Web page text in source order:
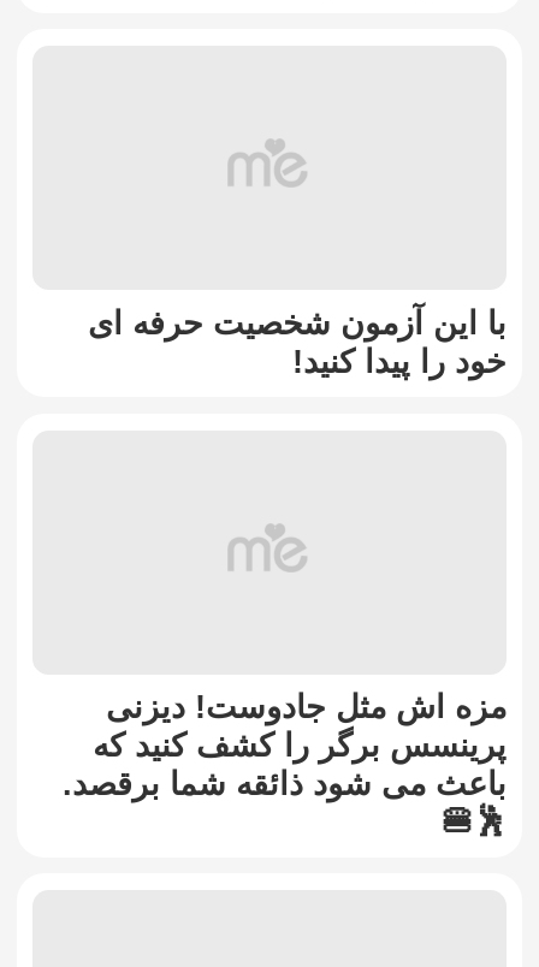
با این آزمون شخصیت حرفه ای
خود را پیدا کنید!
مزه اش مثل جادوست! دیزنی
پرینسس برگر را کشف کنید که
باعث می شود ذائقه شما برقصد.
🕺🍔